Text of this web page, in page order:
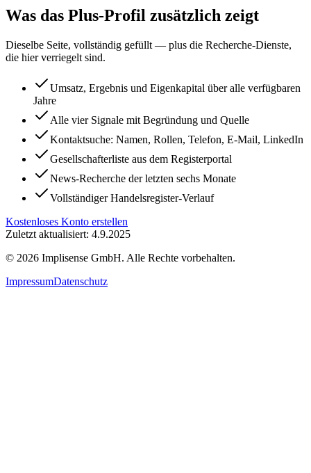
Was das Plus-Profil zusätzlich zeigt
Dieselbe Seite, vollständig gefüllt — plus die Recherche-Dienste,
die hier verriegelt sind.
Umsatz, Ergebnis und Eigenkapital über alle verfügbaren
Jahre
Alle vier Signale mit Begründung und Quelle
Kontaktsuche: Namen, Rollen, Telefon, E-Mail, LinkedIn
Gesellschafterliste aus dem Registerportal
News-Recherche der letzten sechs Monate
Vollständiger Handelsregister-Verlauf
Kostenloses Konto erstellen
Zuletzt aktualisiert: 4.9.2025
© 2026 Implisense GmbH. Alle Rechte vorbehalten.
ImpressumDatenschutz